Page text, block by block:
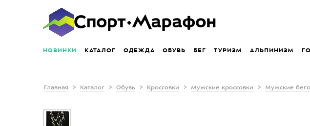
НОВИНКИ КАТАЛОГ ОДЕЖДА ОБУВЬ БЕГ ТУРИЗМ АЛЬПИНИЗМ
Главная Каталог Обувь Кроссовки Мужские кроссовки Мужские